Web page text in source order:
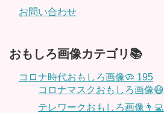
お問い合わせ
おもしろ画像カテゴリ📚
コロナ時代おもしろ画像🦠 195
コロナマスクおもしろ画像😷
テレワークおもしろ画像👨‍💻